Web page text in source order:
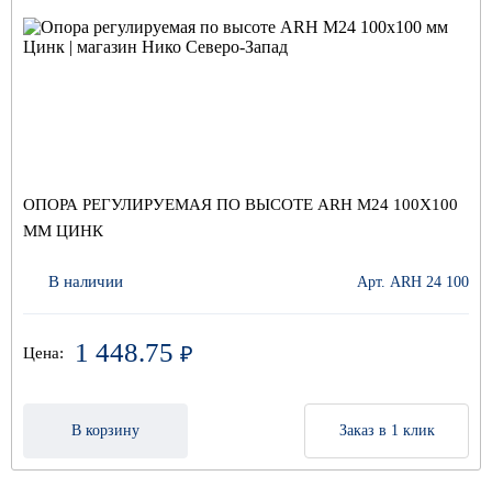
ОПОРА РЕГУЛИРУЕМАЯ ПО ВЫСОТЕ ARH M24 100Х100
ММ ЦИНК
В наличии Арт. ARH 24 100
Цена: 1 448.75 ₽
В корзину Заказ в 1 клик